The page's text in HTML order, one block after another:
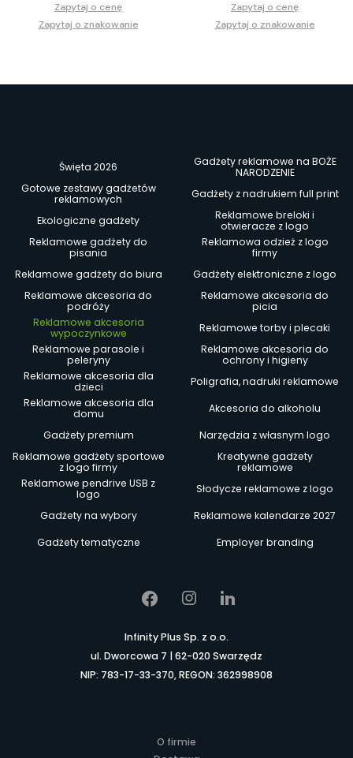
Zapytaj o cenę
Zapytaj o znakowanie
Zapytaj o cenę
Zapytaj o znakowanie
Święta 2026
Gadżety reklamowe na BOŻE
NARODZENIE
Gotowe zestawy gadżetów
reklamowych
Gadżety z nadrukiem full print
Ekologiczne gadżety
Reklamowe breloki i
otwieracze z logo
Reklamowe gadżety do
pisania
Reklamowa odzież z logo
firmy
Reklamowe gadżety do biura
Gadżety elektroniczne z logo
Reklamowe akcesoria do
podróży
Reklamowe akcesoria do
picia
Reklamowe akcesoria
wypoczynkowe
Reklamowe torby i plecaki
Reklamowe parasole i
peleryny
Reklamowe akcesoria do
ochrony i higieny
Reklamowe akcesoria dla
dzieci
Poligrafia, nadruki reklamowe
Reklamowe akcesoria dla
domu
Akcesoria do alkoholu
Gadżety premium
Narzędzia z własnym logo
Reklamowe gadżety sportowe
z logo firmy
Kreatywne gadżety
reklamowe
Reklamowe pendrive USB z
logo
Słodycze reklamowe z logo
Gadżety na wybory
Reklamowe kalendarze 2027
Gadżety tematyczne
Employer branding
Infinity Plus Sp. z o.o.
ul. Dworcowa 7 | 62-020 Swarzędz
NIP: 783-17-33-370, REGON: 362998908
O firmie